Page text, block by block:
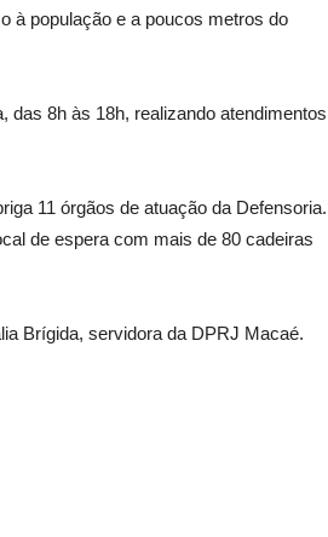
à população e a poucos metros do
das 8h às 18h, realizando atendimentos
11 órgãos de atuação da Defensoria.
de espera com mais de 80 cadeiras
Brígida, servidora da DPRJ Macaé.